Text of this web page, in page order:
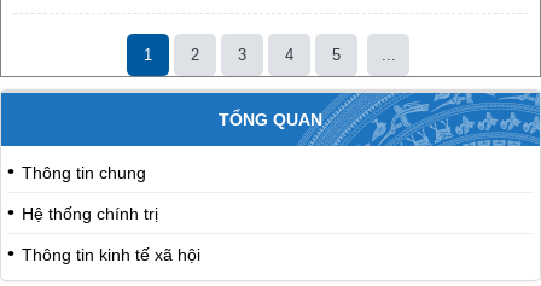
1 2 3 4 5 ...
TỔNG QUAN
Thông tin chung
Hệ thống chính trị
Thông tin kinh tế xã hội